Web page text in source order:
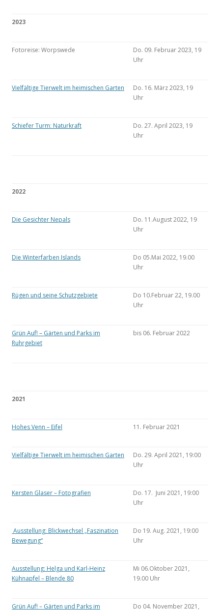
2023
Fotoreise: Worpswede
Do. 09. Februar 2023, 19
Uhr
Vielfältige Tierwelt im heimischen Garten
Do. 16. März 2023, 19
Uhr
Schiefer Turm: Naturkraft
Do. 27. April 2023, 19
Uhr
2022
Die Gesichter Nepals
Do. 11.August 2022, 19
Uhr
Die Winterfarben Islands
Do 05.Mai 2022, 19.00
Uhr
Rügen und seine Schutzgebiete
Do 10.Februar 22, 19.00
Uhr
Grün Auf! – Gärten und Parks im
Ruhrgebiet
bis 06. Februar 2022
2021
Hohes Venn – Eifel 11. Februar 2021
Vielfältige Tierwelt im heimischen Garten
Do. 29. April 2021, 19:00
Uhr
Kersten Glaser – Fotografien
Do. 17. Juni 2021, 19:00
Uhr
Ausstellung: Blickwechsel „Faszination
Bewegung“
Do 19. Aug. 2021, 19:00
Uhr
Ausstellung: Helga und Karl-Heinz
Kühnapfel – Blende 80
Mi 06.Oktober 2021,
19.00 Uhr
Grün Auf! – Gärten und Parks im
Do 04. November 2021,